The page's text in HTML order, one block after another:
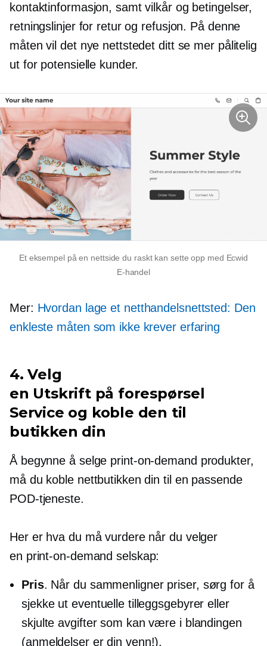
kontaktinformasjon, samt vilkår og betingelser,
retningslinjer for retur og refusjon. På denne
måten vil det nye nettstedet ditt se mer pålitelig
ut for potensielle kunder.
Et eksempel på en nettside du raskt kan sette opp med Ecwid
E-handel
Mer: Hvordan lage et netthandelsnettsted: Den
enkleste måten som ikke krever erfaring
4. Velg
en Utskrift på forespørsel
Service og koble den til
butikken din
Å begynne å selge print-on-demand produkter,
må du koble nettbutikken din til en passende
POD-tjeneste.
Her er hva du må vurdere når du velger
en print-on-demand selskap:
Pris. Når du sammenligner priser, sørg for å
sjekke ut eventuelle tilleggsgebyrer eller
skjulte avgifter som kan være i blandingen
(anmeldelser er din venn!).